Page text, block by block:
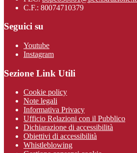
C.F.: 80074710379
Seguici su
Youtube
Instagram
Sezione Link Utili
Cookie policy
Note legali
Informativa Privacy
Ufficio Relazioni con il Pubblico
Dichiarazione di accessibilità
Obiettivi di accessibilità
Whistleblowing